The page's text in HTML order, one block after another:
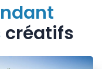
créatifs